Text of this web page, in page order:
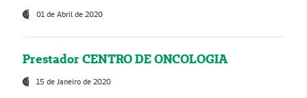
01 de Abril de 2020
Prestador CENTRO DE ONCOLOGIA
15 de Janeiro de 2020